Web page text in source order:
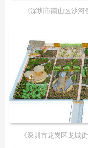
《深圳市南山区沙
《深圳市龙岗区龙城